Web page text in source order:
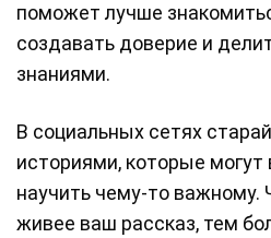
поможет лучше
создавать доверие и
знаниями.
В социальных сетях
историями, которые могут
научить чему-то важному.
живее ваш рассказ, тем